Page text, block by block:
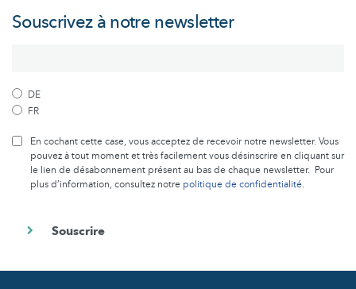
Souscrivez à notre newsletter
DE
FR
En cochant cette case, vous acceptez de recevoir notre newsletter. Vous
pouvez à tout moment et très facilement vous désinscrire en cliquant sur
le lien de désabonnement présent au bas de chaque newsletter. Pour
plus d’information, consultez notre politique de confidentialité.